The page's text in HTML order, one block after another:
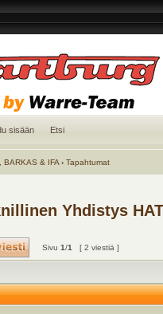
sisään Etsi
BARKAS & IFA ‹ Tapahtumat
Yhdistys
Sivu 1/1 [ 2 viestiä ]